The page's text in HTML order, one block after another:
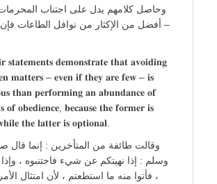
وحاصل كلامهم يدل على اجتناب
– أفضل من الإكثار من نوافل الطاعات
𝐬𝐭𝐚𝐭𝐞𝐦𝐞𝐧𝐭𝐬 𝐝𝐞𝐦𝐨𝐧𝐬𝐭𝐫𝐚𝐭𝐞 𝐭𝐡𝐚𝐭 𝐚𝐯𝐨𝐢𝐝𝐢𝐧𝐠
𝐦𝐚𝐭𝐭𝐞𝐫𝐬 – 𝐞𝐯𝐞𝐧 𝐢𝐟 𝐭𝐡𝐞𝐲 𝐚𝐫𝐞 𝐟𝐞𝐰 – 𝐢𝐬
𝐭𝐡𝐚𝐧 𝐩𝐞𝐫𝐟𝐨𝐫𝐦𝐢𝐧𝐠 𝐚𝐧 𝐚𝐛𝐮𝐧𝐝𝐚𝐧𝐜𝐞 𝐨𝐟
𝐨𝐟 𝐨𝐛𝐞𝐝𝐢𝐞𝐧𝐜𝐞, 𝐛𝐞𝐜𝐚𝐮𝐬𝐞 𝐭𝐡𝐞 𝐟𝐨𝐫𝐦𝐞𝐫 𝐢𝐬
𝐭𝐡𝐞 𝐥𝐚𝐭𝐭𝐞𝐫 𝐢𝐬 𝐨𝐩𝐭𝐢𝐨𝐧𝐚𝐥.
وقالت طائفة من المتأخرين : إنما قال
وسلم : إذا نهيتكم عن شيء فاجتنبوه ، وإذا
، فأتوا منه ما استطعتم ، لأن امتثال